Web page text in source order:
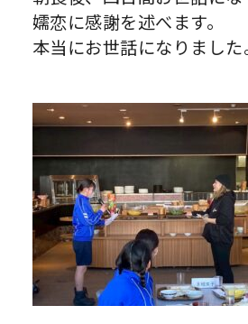
嬬恋に感謝を述べます。
本当にお世話になりました